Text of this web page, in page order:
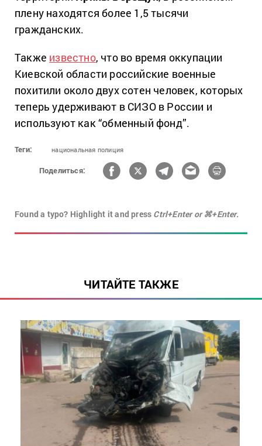
плену находятся более 1,5 тысячи
гражданских.
Также известно, что во время оккупации
Киевской области российские военные
похитили около двух сотен человек, которых
теперь удерживают в СИЗО в России и
используют как “обменный фонд”.
Теги: национальная полиция
Поделиться:
Found a typo? Highlight it and press Ctrl+Enter or ⌘+Enter.
ЧИТАЙТЕ ТАКЖЕ